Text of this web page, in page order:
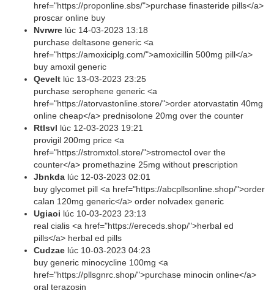
href="https://proponline.sbs/">purchase finasteride pills</a>
proscar online buy
Nvrwre lúc 14-03-2023 13:18
purchase deltasone generic <a
href="https://amoxiciplg.com/">amoxicillin 500mg pill</a>
buy amoxil generic
Qevelt lúc 13-03-2023 23:25
purchase serophene generic <a
href="https://atorvastonline.store/">order atorvastatin 40mg
online cheap</a> prednisolone 20mg over the counter
Rtlsvl lúc 12-03-2023 19:21
provigil 200mg price <a
href="https://stromxtol.store/">stromectol over the
counter</a> promethazine 25mg without prescription
Jbnkda lúc 12-03-2023 02:01
buy glycomet pill <a href="https://abcpllsonline.shop/">order
calan 120mg generic</a> order nolvadex generic
Ugiaoi lúc 10-03-2023 23:13
real cialis <a href="https://ereceds.shop/">herbal ed
pills</a> herbal ed pills
Cudzae lúc 10-03-2023 04:23
buy generic minocycline 100mg <a
href="https://pllsgnrc.shop/">purchase minocin online</a>
oral terazosin